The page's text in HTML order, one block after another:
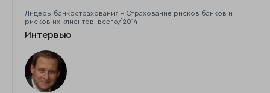
Лидеры банкострахования - Страхование рисков банков и
рисков их клиентов, всего/2014
Интервью